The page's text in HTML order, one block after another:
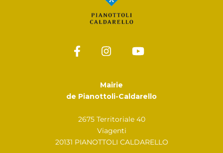
Mairie
de Pianottoli-Caldarello
2675 Territoriale 40
Viagenti
20131 PIANOTTOLI CALDARELLO